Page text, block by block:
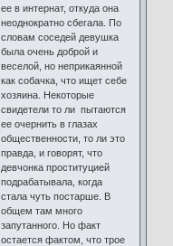
ее в интернат, откуда она
неоднократно сбегала. По
словам соседей девушка
была очень доброй и
веселой, но неприкаянной
как собачка, что ищет себе
хозяина. Некоторые
свидетели то ли пытаются
ее очернить в глазах
общественности, то ли это
правда, и говорят, что
девчонка проституцией
подрабатывала, когда
стала чуть постарше. В
общем там много
запутанного. Но факт
остается фактом, что трое